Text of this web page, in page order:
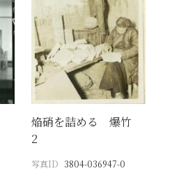
焔硝を詰める 爆竹
2
写真ID 3804-036947-0